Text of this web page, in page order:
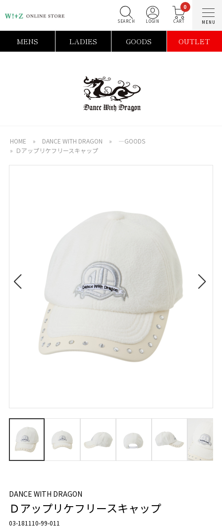
0
MENS LADIES GOODS OUTLET
HOME » DANCE WITH DRAGON »
―GOODS
» Ｄアップリケフリースキャップ
DANCE WITH DRAGON
Ｄアップリケフリースキャップ
03-181110-99-011